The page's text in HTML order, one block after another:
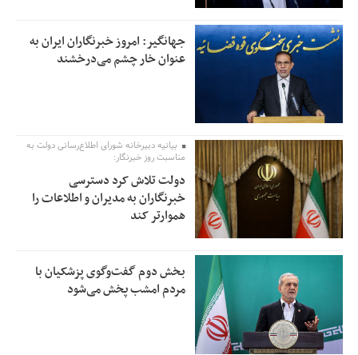
جهانگیر: امروز خبرنگاران ایران به
عنوان خار چشم می‌درخشند
بیانیه دبیرخانه شورای اطلاع‌رسانی دولت به
مناسبت روز خبرنگار:
دولت تلاش کرد دسترسی
خبرنگاران به مدیران و اطلاعات را
هموارتر کند
بخش دوم گفت‌وگوی پزشکیان با
مردم امشب پخش می‌شود